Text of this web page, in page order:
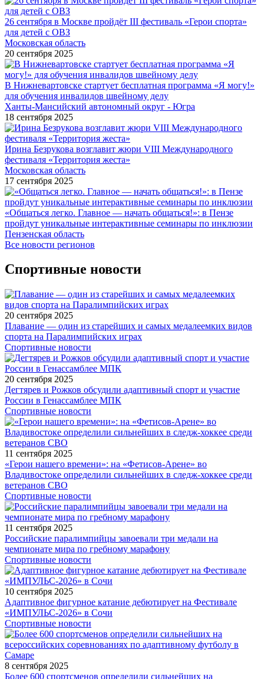
26 сентября в Москве пройдёт III фестиваль «Герои спорта»
для детей с ОВЗ
Московская область
20 сентября 2025
В Нижневартовске стартует бесплатная программа «Я могу!»
для обучения инвалидов швейному делу
Ханты-Мансийский автономный округ - Югра
18 сентября 2025
Ирина Безрукова возглавит жюри VIII Международного
фестиваля «Территория жеста»
Московская область
17 сентября 2025
«Общаться легко. Главное — начать общаться!»: в Пензе
пройдут уникальные интерактивные семинары по инклюзии
Пензенская область
Все новости регионов
Спортивные новости
20 сентября 2025
Плавание — один из старейших и самых медалеемких видов
спорта на Паралимпийских играх
Спортивные новости
20 сентября 2025
Дегтярев и Рожков обсудили адаптивный спорт и участие
России в Генассамблее МПК
Спортивные новости
11 сентября 2025
«Герои нашего времени»: на «Фетисов-Арене» во
Владивостоке определили сильнейших в следж-хоккее среди
ветеранов СВО
Спортивные новости
11 сентября 2025
Российские паралимпийцы завоевали три медали на
чемпионате мира по гребному марафону
Спортивные новости
10 сентября 2025
Адаптивное фигурное катание дебютирует на Фестивале
«ИМПУЛЬС-2026» в Сочи
Спортивные новости
8 сентября 2025
Более 600 спортсменов определили сильнейших на